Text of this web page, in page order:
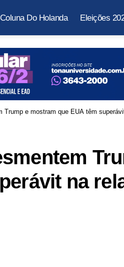
Coluna Do Holanda Eleições
Trump e mostram que EUA têm
na